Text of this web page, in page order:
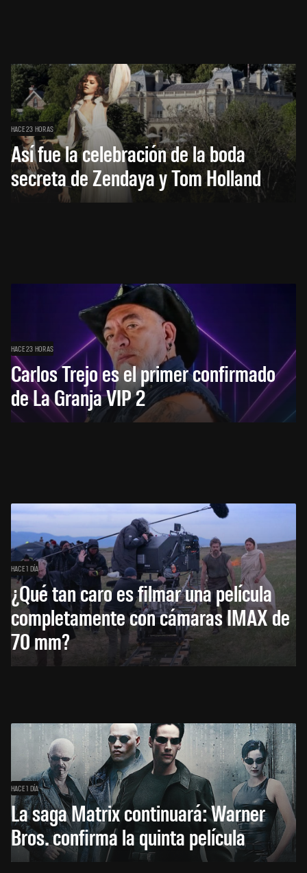
HACE 23 HORAS
Así fue la celebración de la boda
secreta de Zendaya y Tom Holland
HACE 23 HORAS
Carlos Trejo es el primer confirmado
de La Granja VIP 2
HACE 1 DÍA
¿Qué tan caro es filmar una película
completamente con cámaras IMAX de
70 mm?
HACE 1 DÍA
La saga Matrix continuará: Warner
Bros. confirma la quinta película